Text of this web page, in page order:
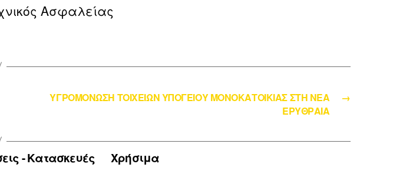
Ασφαλείας
→
ΥΓΡΟΜΟΝΩΣΗ ΤΟΙΧΕΙΩΝ ΥΠΟΓΕΙΟΥ ΜΟΝΟΚΑΤΟΙΚΙΑΣ ΣΤΗ ΝΕΑ
ΕΡΥΘΡΑΙΑ
- Κατασκευές Χρήσιμα